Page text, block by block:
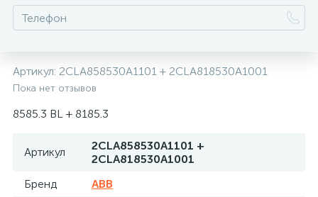
Артикул: 2CLA858530A1101 + 2CLA818530A1001
Пока нет отзывов
8585.3 BL + 8185.3
Артикул
2CLA858530A1101 +
2CLA818530A1001
Бренд
ABB